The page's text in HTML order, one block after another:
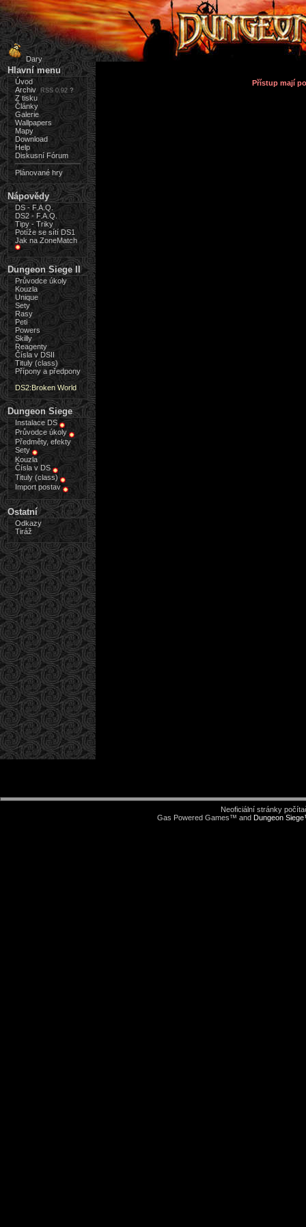
Dary
Hlavní menu
Úvod
Archiv
RSS 0.92 ?
Z tisku
Články
Galerie
Wallpapers
Mapy
Download
Help
Diskusní Fórum
Plánované hry
Nápovědy
DS - F.A.Q.
DS2 - F.A.Q.
Tipy - Triky
Potíže se sítí DS1
Jak na ZoneMatch
Dungeon Siege II
Průvodce úkoly
Kouzla
Unique
Sety
Rasy
Peti
Powers
Skilly
Reagenty
Čísla v DSII
Tituly (class)
Přípony a předpony
DS2:Broken World
Dungeon Siege
Instalace DS
Průvodce úkoly
Předměty, efekty
Sety
Kouzla
Čísla v DS
Tituly (class)
Import postav
Ostatní
Odkazy
Tiráž
Přístup mají
Neoficiální stránky
Gas Powered Games™ and Dungeon